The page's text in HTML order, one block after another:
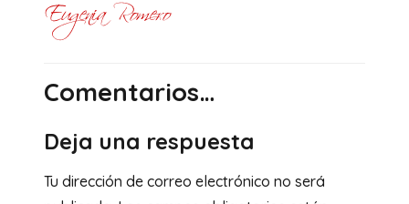
Comentarios…
Deja una respuesta
Tu dirección de correo electrónico no será